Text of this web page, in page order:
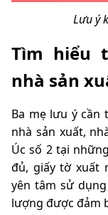
Lưu ý
Tìm hiểu
nhà sản
Ba mẹ lưu ý
nhà sản xuất,
Úc số 2 tại
đủ, giấy tờ xuất
yên tâm sử
lượng được đảm